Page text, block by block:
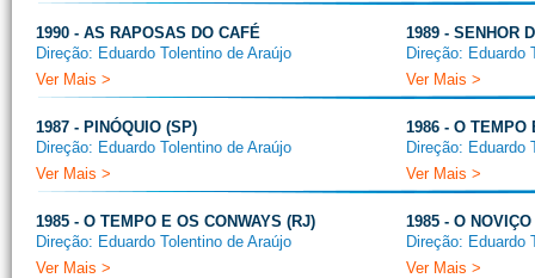
1990 - AS RAPOSAS DO CAFÉ
Direção: Eduardo Tolentino de Araújo
Ver Mais >
1989 - SENHOR
Direção: Eduardo
Ver Mais >
1987 - PINÓQUIO (SP)
Direção: Eduardo Tolentino de Araújo
Ver Mais >
1986 - O TEMPO
Direção: Eduardo
Ver Mais >
1985 - O TEMPO E OS CONWAYS (RJ)
Direção: Eduardo Tolentino de Araújo
Ver Mais >
1985 - O NOVIÇO
Direção: Eduardo
Ver Mais >